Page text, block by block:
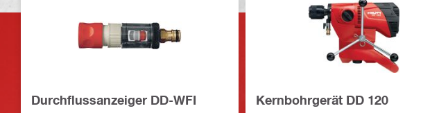
Durchflussanzeiger DD-WFI Kernbohrgerät DD 120